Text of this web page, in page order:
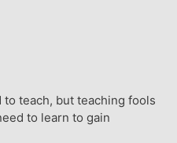
teach, but teaching fools
to learn to gain